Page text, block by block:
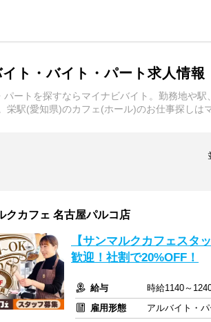
ト・バイト・パート求人情報
ートを探すならマイナビバイト。勤務地や
駅(愛知県)のカフェ(ホール)のお仕事探しは
クカフェ 名古屋パルコ店
【サンマルクカフェス
歓迎！社割で20%OFF！
給与
時給1140～
雇用形態
アルバイト・パ